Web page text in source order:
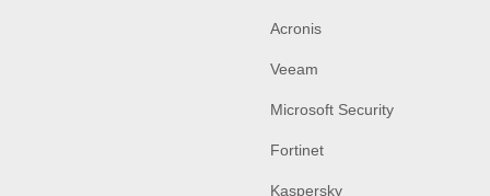
Acronis
Veeam
Microsoft Security
Fortinet
Kaspersky